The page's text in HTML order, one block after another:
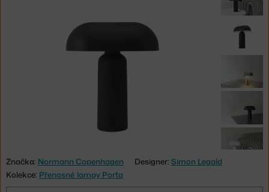
Značka: Normann Copenhagen Designer: Simon Legald
Kolekce: Přenosné lampy Porta